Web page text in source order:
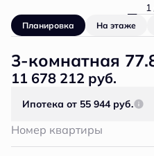
1
Планировка На этаже
3-комнатная
11 678 212 руб.
Ипотека от 55 944 руб.
Номер квартиры